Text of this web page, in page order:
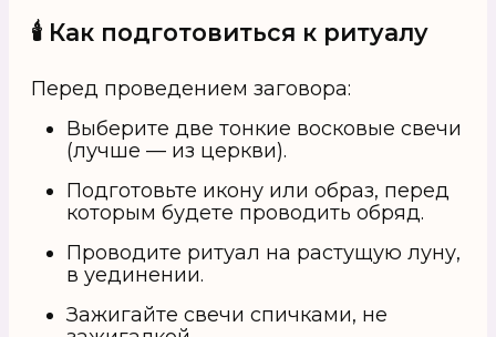
🕯 Как подготовиться к ритуалу
Перед проведением заговора:
Выберите две тонкие восковые свечи
(лучше — из церкви).
Подготовьте икону или образ, перед
которым будете проводить обряд.
Проводите ритуал на растущую луну,
в уединении.
Зажигайте свечи спичками, не